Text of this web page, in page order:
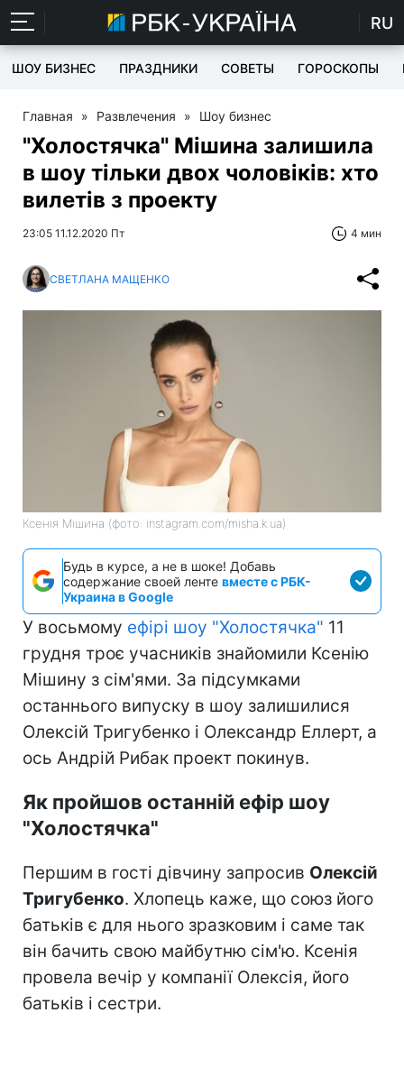
RU
ШОУ БИЗНЕС ПРАЗДНИКИ СОВЕТЫ ГОРОСКОПЫ
Главная » Развлечения » Шоу бизнес
"Холостячка" Мішина залишила
в шоу тільки двох чоловіків: хто
вилетів з проекту
23:05 11.12.2020 Пт 4 мин
СВЕТЛАНА МАЩЕНКО
Ксенія Мішина (фото: instagram.com/misha.k.ua)
Будь в курсе, а не в шоке! Добавь
содержание своей ленте вместе с РБК-
Украина в Google
У восьмому ефірі шоу "Холостячка" 11
грудня троє учасників знайомили Ксенію
Мішину з сім'ями. За підсумками
останнього випуску в шоу залишилися
Олексій Тригубенко і Олександр Еллерт, а
ось Андрій Рибак проект покинув.
Як пройшов останній ефір шоу
"Холостячка"
Першим в гості дівчину запросив Олексій
Тригубенко. Хлопець каже, що союз його
батьків є для нього зразковим і саме так
він бачить свою майбутню сім'ю. Ксенія
провела вечір у компанії Олексія, його
батьків і сестри.